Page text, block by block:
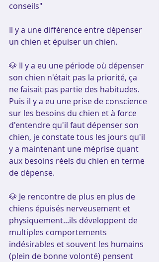
conseils"
Il y a une différence entre dépenser
un chien et épuiser un chien.
🐶 Il y a eu une période où dépenser
son chien n'était pas la priorité, ça
ne faisait pas partie des habitudes.
Puis il y a eu une prise de conscience
sur les besoins du chien et à force
d'entendre qu'il faut dépenser son
chien, je constate tous les jours qu'il
y a maintenant une méprise quant
aux besoins réels du chien en terme
de dépense.
🐶 Je rencontre de plus en plus de
chiens épuisés nerveusement et
physiquement...ils développent de
multiples comportements
indésirables et souvent les humains
(plein de bonne volonté) pensent